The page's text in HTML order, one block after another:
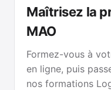
Maîtrisez la
MAO
Formez-vous à
en ligne, puis
nos formations